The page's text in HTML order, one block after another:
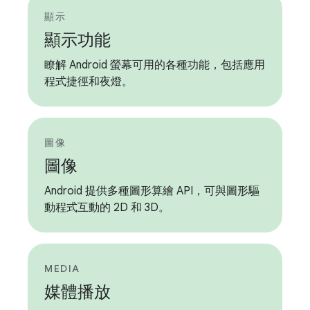
顯示
顯示功能
瞭解 Android 螢幕可用的各種功能，包括應用
程式捷徑和夜燈。
圖像
圖像
Android 提供多種圖形算繪 API，可與圖形驅
動程式互動的 2D 和 3D。
MEDIA
媒體播放